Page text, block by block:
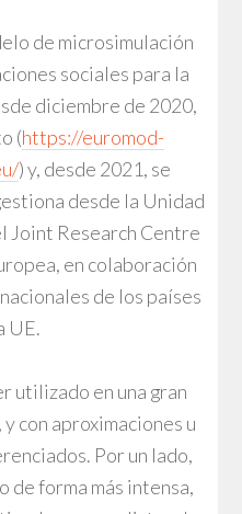
de microsimulación
sociales para la
diciembre de 2020,
(https://euromod-
) y, desde 2021, se
desde la Unidad
Joint Research Centre
en colaboración
de los países
UE.
utilizado en una gran
con aproximaciones u
Por un lado,
de forma más intensa,